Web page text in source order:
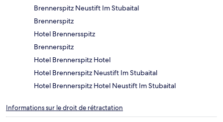
Brennerspitz Neustift Im Stubaital
Brennerspitz
Hotel Brennersspitz
Brennerspitz
Hotel Brennerspitz Hotel
Hotel Brennerspitz Neustift Im Stubaital
Hotel Brennerspitz Hotel Neustift Im Stubaital
Informations sur le droit de rétractation